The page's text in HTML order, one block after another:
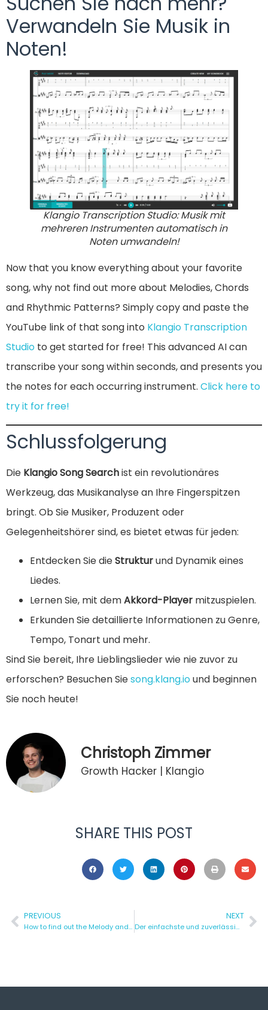
Verwandeln Sie Musik in
Noten!
Klangio Transcription Studio: Musik mit
mehreren Instrumenten automatisch in
Noten umwandeln!
Now that you know everything about your favorite
song, why not find out more about Melodies, Chords
and Rhythmic Patterns? Simply copy and paste the
YouTube link of that song into Klangio Transcription
Studio to get started for free! This advanced AI can
transcribe your song within seconds, and presents you
the notes for each occurring instrument. Click here to
try it for free!
Schlussfolgerung
Die Klangio Song Searchist ein revolutionäres
Werkzeug, das Musikanalyse an Ihre Fingerspitzen
bringt. Ob Sie Musiker, Produzent oder
Gelegenheitshörer sind, es bietet etwas für jeden:
Entdecken Sie dieStrukturund Dynamik eines
Liedes.
Lernen Sie, mit demAkkord-Player mitzuspielen.
Erkunden Sie detaillierte Informationen zu Genre,
Tempo, Tonart und mehr.
Sind Sie bereit, Ihre Lieblingslieder wie nie zuvor zu
erforschen? Besuchen Siesong.klang.iound beginnen
Sie noch heute!
Christoph Zimmer
Growth Hacker | Klangio
SHARE THIS POST
PREVIOUS
How to find out the Melody and Lyrics of Singing automatically
NEXT
Der einfachste und zuverlässigste Weg, YouTube in MIDI zu konvertieren